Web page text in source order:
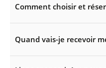
Comment choisir et
Quand vais-je recevoir